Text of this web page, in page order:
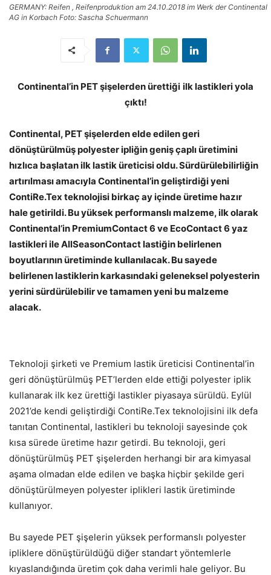
GERMANY: Reifen , Reifenproduktion am 24.10.2018 im Werk der Continental
AG in Korbach Foto: Sascha Schuermann
Continental’in PET şişelerden ürettiği ilk lastikleri yola
çıktı!
Continental, PET şişelerden elde edilen geri
dönüştürülmüş polyester ipliğin geniş çaplı üretimini
hızlıca başlatan ilk lastik üreticisi oldu. Sürdürülebilirliğin
artırılması amacıyla Continental’in geliştirdiği yeni
ContiRe.Tex teknolojisi birkaç ay içinde üretime hazır
hale getirildi. Bu yüksek performanslı malzeme, ilk olarak
Continental’in PremiumContact 6 ve EcoContact 6 yaz
lastikleri ile AllSeasonContact lastiğin belirlenen
boyutlarının üretiminde kullanılacak. Bu sayede
belirlenen lastiklerin karkasındaki geleneksel polyesterin
yerini sürdürülebilir ve tamamen yeni bu malzeme
alacak.
Teknoloji şirketi ve Premium lastik üreticisi Continental’in
geri dönüştürülmüş PET’lerden elde ettiği polyester iplik
kullanarak ilk kez ürettiği lastikler piyasaya sürüldü. Eylül
2021’de kendi geliştirdiği ContiRe.Tex teknolojisini ilk defa
tanıtan Continental, lastikleri bu teknoloji sayesinde çok
kısa sürede üretime hazır getirdi. Bu teknoloji, geri
dönüştürülmüş PET şişelerden herhangi bir ara kimyasal
aşama olmadan elde edilen ve başka hiçbir şekilde geri
dönüştürülmeyen polyester iplikleri lastik üretiminde
kullanıyor.
Bu sayede PET şişelerin yüksek performanslı polyester
ipliklere dönüştürüldüğü diğer standart yöntemlerle
kıyaslandığında üretim çok daha verimli hale geliyor. Bu